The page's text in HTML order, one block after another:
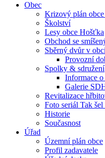
Obec
Krizový plán
Školství
Lesy obce Hošťka
Obchod se
Sběrný dvůr v
Provozní
Spolky & sdružení
Informace
Galerie
Revitalizace
Foto seriál Tak šel
Historie
Současnost
Úřad
Územní plán obce
Profil zadavatele